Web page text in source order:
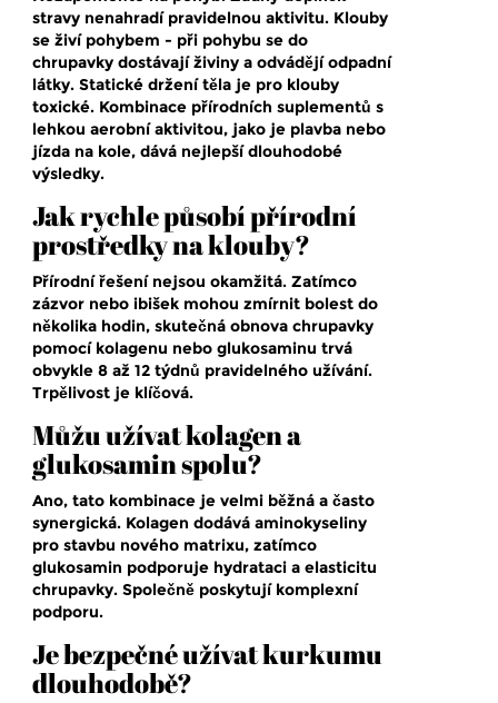
stravy nenahradí pravidelnou aktivitu. Klouby
se živí pohybem - při pohybu se do
chrupavky dostávají živiny a odvádějí odpadní
látky. Statické držení těla je pro klouby
toxické. Kombinace přírodních suplementů s
lehkou aerobní aktivitou, jako je plavba nebo
jízda na kole, dává nejlepší dlouhodobé
výsledky.
Jak rychle působí přírodní
prostředky na klouby?
Přírodní řešení nejsou okamžitá. Zatímco
zázvor nebo ibišek mohou zmírnit bolest do
několika hodin, skutečná obnova chrupavky
pomocí kolagenu nebo glukosaminu trvá
obvykle 8 až 12 týdnů pravidelného užívání.
Trpělivost je klíčová.
Můžu užívat kolagen a
glukosamin spolu?
Ano, tato kombinace je velmi běžná a často
synergická. Kolagen dodává aminokyseliny
pro stavbu nového matrixu, zatímco
glukosamin podporuje hydrataci a elasticitu
chrupavky. Společně poskytují komplexní
podporu.
Je bezpečné užívat kurkumu
dlouhodobě?